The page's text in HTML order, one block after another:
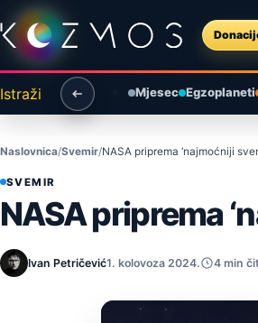
Preskoči na sadržaj
Istraži Mjesec Egzoplaneti
Naslovnica Svemir NASA priprema ‘najmoćniji
SVEMIR
NASA priprema
Ivan Petričević1. kolovoza 2024. 4 min